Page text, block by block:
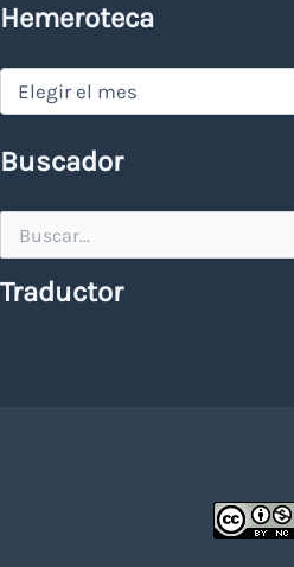
Hemeroteca
Hemeroteca
Buscador
por:
Traductor